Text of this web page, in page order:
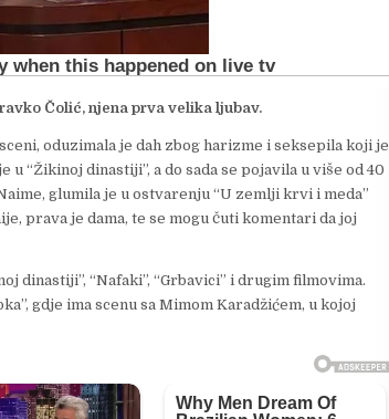
Čolić, njena prva velika ljubav.
oduzimala je dah zbog harizme i seksepila koji je
u “Žikinoj dinastiji”, a do sada se pojavila u više od 40
glumila je u ostvarenju “U zemlji krvi i meda”
prava je dama, te se mogu čuti komentari da joj
dinastiji”, “Nafaki”, “Grbavici” i drugim filmovima.
gdje ima scenu sa Mimom Karadžićem, u kojoj